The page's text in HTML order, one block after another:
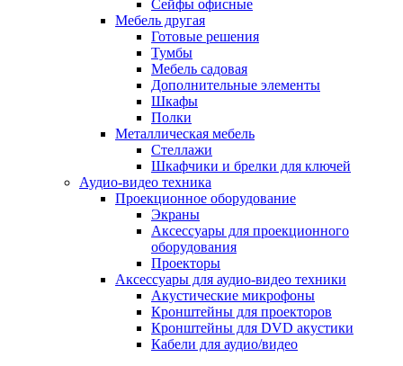
Сейфы офисные
Мебель другая
Готовые решения
Тумбы
Мебель садовая
Дополнительные элементы
Шкафы
Полки
Металлическая мебель
Стеллажи
Шкафчики и брелки для ключей
Аудио-видео техника
Проекционное оборудование
Экраны
Аксессуары для проекционного
оборудования
Проекторы
Аксессуары для аудио-видео техники
Акустические микрофоны
Кронштейны для проекторов
Кронштейны для DVD акустики
Кабели для аудио/видео